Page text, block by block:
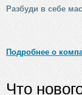
Разбуди в себе
Подробнее о
Что